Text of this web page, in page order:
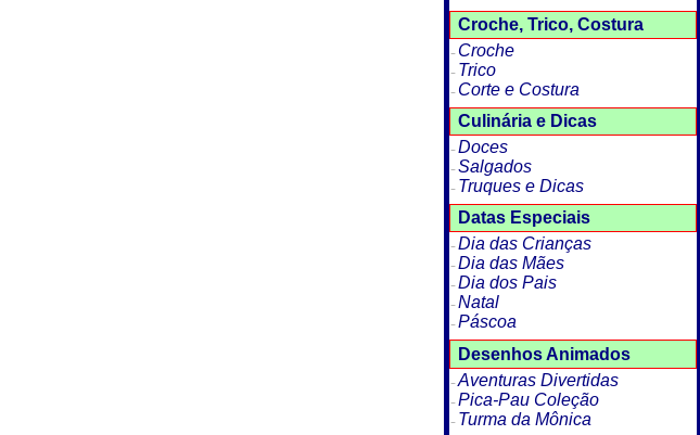
Croche, Trico, Costura
Croche
Trico
Corte e Costura
Culinária e Dicas
Doces
Salgados
Truques e Dicas
Datas Especiais
Dia das Crianças
Dia das Mães
Dia dos Pais
Natal
Páscoa
Desenhos Animados
Aventuras Divertidas
Pica-Pau Coleção
Turma da Mônica